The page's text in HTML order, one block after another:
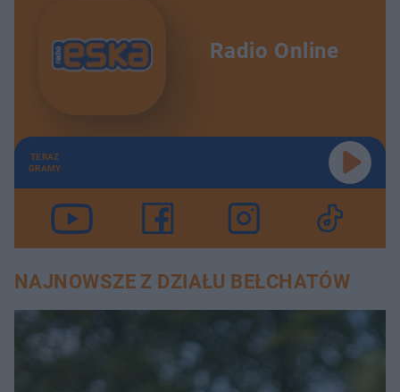
Radio Online
TERAZ
GRAMY
NAJNOWSZE Z DZIAŁU BEŁCHATÓW